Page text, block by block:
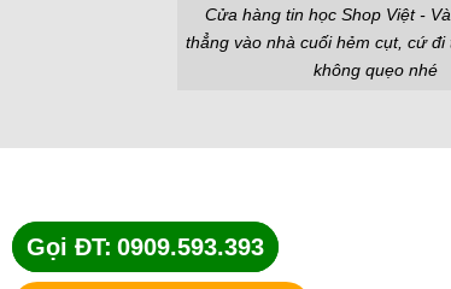
Cửa hàng tin học Shop Việt -
thẳng vào nhà cuối hẻm cụt, cứ đi
không quẹo nhé
Gọi ĐT: 0909.593.393
Gọi ĐT: 0909.593.393